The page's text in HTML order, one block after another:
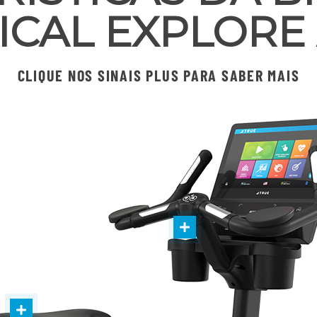
CLIQUE NOS SINAIS PLUS PARA SABER MAIS